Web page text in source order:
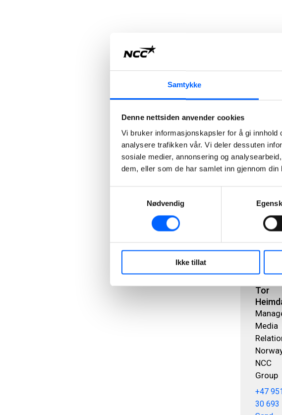
Samtykke
Denne nettsiden anvender cookies
Vi bruker informasjonskapsler for å gi
analysere trafikken vår. Vi deler dessuten
sosiale medier, annonsering og
dem, eller som de har samlet inn gjennom
Nødvendig
Ikke tillat
Tor
Media
NCC
Group
+47 951
30 693